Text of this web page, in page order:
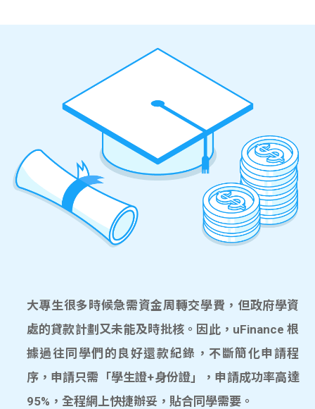
大專生很多時候急需資金周轉交學費，但政府學資
處的貸款計劃又未能及時批核。因此，uFinance 根
據過往同學們的良好還款紀錄，不斷簡化申請程
序，申請只需「學生證+身份證」，申請成功率高達
95%，全程網上快捷辦妥，貼合同學需要。